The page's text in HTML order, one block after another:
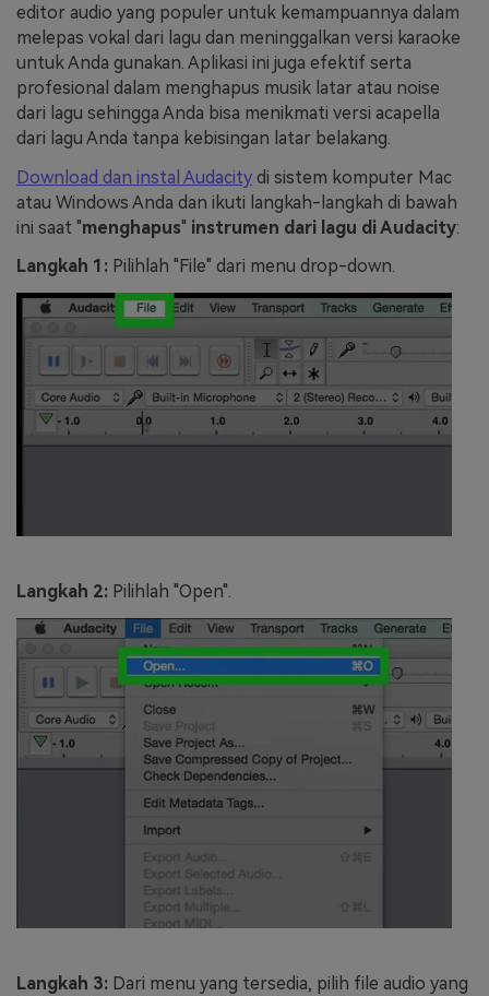
editor audio yang populer untuk kemampuannya dalam
melepas vokal dari lagu dan meninggalkan versi karaoke
untuk Anda gunakan. Aplikasi ini juga efektif serta
profesional dalam menghapus musik latar atau noise
dari lagu sehingga Anda bisa menikmati versi acapella
dari lagu Anda tanpa kebisingan latar belakang.
Download dan instal Audacity di sistem komputer Mac
atau Windows Anda dan ikuti langkah-langkah di bawah
ini saat "menghapus" instrumen dari lagu di Audacity:
Langkah 1: Pilihlah "File" dari menu drop-down.
Langkah 2: Pilihlah "Open".
Langkah 3: Dari menu yang tersedia, pilih file audio yang